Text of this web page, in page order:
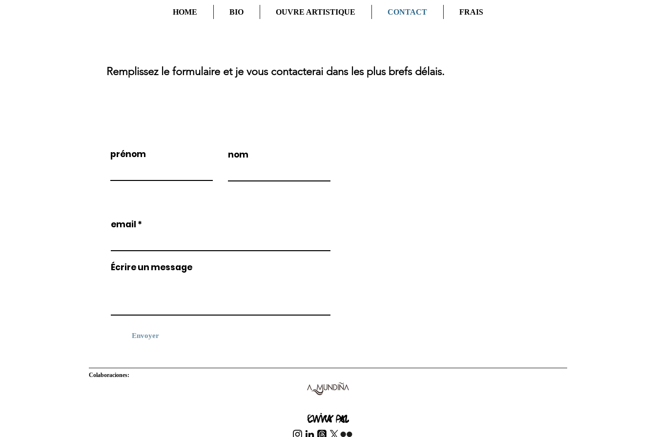
HOME BIO OUVRE ARTISTIQUE CONTACT FRAIS
prénom nom
email
Écrire un message
Envoyer
Remplissez le formulaire et je vous contacterai dans les plus brefs délais.
Colaboraciones: